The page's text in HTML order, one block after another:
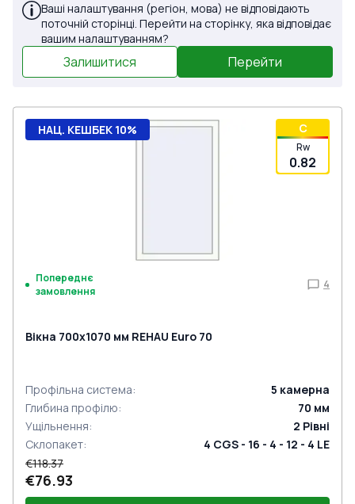
Ваші налаштування (регіон, мова) не відповідають
поточній сторінці. Перейти на сторінку, яка відповідає
вашим налаштуванням?
Залишитися Перейти
C
Rw
0.82
НАЦ. КЕШБЕК 10%
Попереднє
замовлення
4
Вікна 700x1070 мм REHAU Euro 70
Профільна система: 5 камерна
Глибина профілю: 70 мм
Ущільнення: 2 Рівні
Склопакет:
4 CGS - 16 - 4 - 12 - 4 LE
€118.37
€76.93